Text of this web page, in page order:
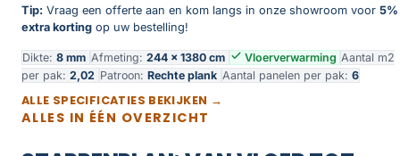
Tip: Vraag een offerte aan en kom langs in onze showroom voor 5%
extra korting op uw bestelling!
Dikte: 8 mm Afmeting: 244 × 1380 cm Vloerverwarming Aantal m2
per pak: 2,02 Patroon: Rechte plank Aantal panelen per pak: 6
ALLE SPECIFICATIES BEKIJKEN →
ALLES IN ÉÉN OVERZICHT